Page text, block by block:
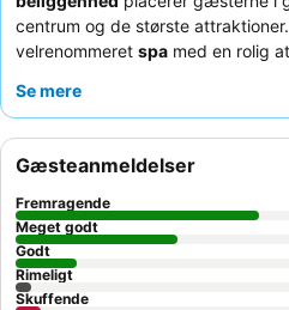
centrum og de største
velrenommeret spa med en rolig
konsekvent personalets varme og
ophold, er de tilstødende
Se mere
Gæsteanmeldelser
Fremragende
Meget godt
Godt
Rimeligt
Skuffende